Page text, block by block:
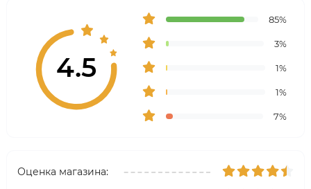
4.5
85%
3%
1%
1%
7%
Оценка магазина: